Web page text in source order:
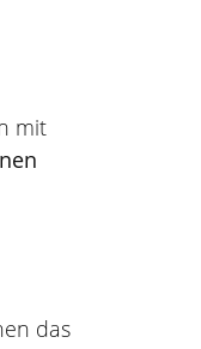
mit
das